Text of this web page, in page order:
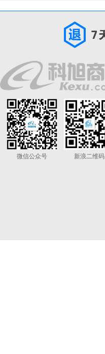
微信公众号 新浪二维码